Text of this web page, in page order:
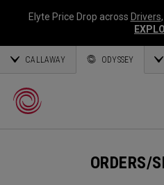
Elyte Price Drop across Drivers,
CALLAWAY ODYSSEY
ORDERS/